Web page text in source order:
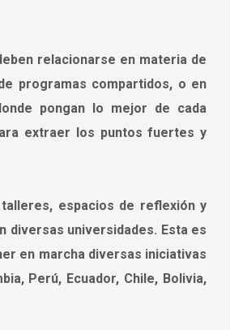
relacionarse en materia de
programas compartidos, o en
pongan lo mejor de cada
extraer los puntos fuertes y
espacios de reflexión y
diversas universidades. Esta es
en marcha diversas iniciativas
Perú, Ecuador, Chile, Bolivia,